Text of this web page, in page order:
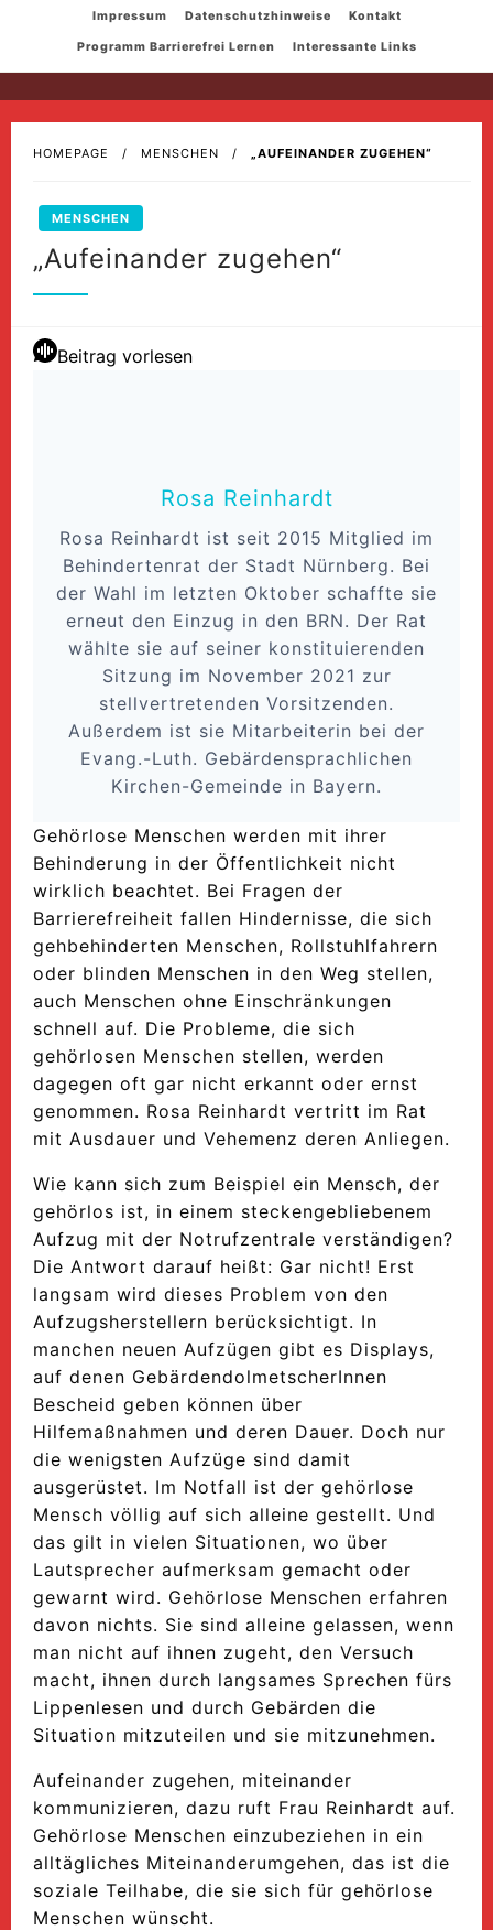
content
Impressum Datenschutzhinweise Kontakt
Programm Barrierefrei Lernen Interessante Links
HOMEPAGE MENSCHEN „AUFEINANDER ZUGEHEN“
MENSCHEN
„Aufeinander zugehen“
Beitrag vorlesen
Rosa Reinhardt
Rosa Reinhardt ist seit 2015 Mitglied im
Behindertenrat der Stadt Nürnberg. Bei
der Wahl im letzten Oktober schaffte sie
erneut den Einzug in den BRN. Der Rat
wählte sie auf seiner konstituierenden
Sitzung im November 2021 zur
stellvertretenden Vorsitzenden.
Außerdem ist sie Mitarbeiterin bei der
Evang.-Luth. Gebärden­sprachlichen
Kirchen-Gemeinde in Bayern.
Gehörlose Menschen werden mit ihrer
Behinderung in der Öffentlichkeit nicht
wirklich beachtet. Bei Fragen der
Barrierefreiheit fallen Hindernisse, die sich
gehbehinderten Menschen, Rollstuhlfahrern
oder blinden Menschen in den Weg stellen,
auch Menschen ohne Einschränkungen
schnell auf. Die Probleme, die sich
gehörlosen Menschen stellen, werden
dagegen oft gar nicht erkannt oder ernst
genommen. Rosa Reinhardt vertritt im Rat
mit Ausdauer und Vehemenz deren Anliegen.
Wie kann sich zum Beispiel ein Mensch, der
gehörlos ist, in einem steckengebliebenem
Aufzug mit der Notrufzentrale verständigen?
Die Antwort darauf heißt: Gar nicht! Erst
langsam wird dieses Problem von den
Aufzugsherstellern berücksichtigt. In
manchen neuen Aufzügen gibt es Displays,
auf denen GebärdendolmetscherInnen
Bescheid geben können über
Hilfemaßnahmen und deren Dauer. Doch nur
die wenigsten Aufzüge sind damit
ausgerüstet. Im Notfall ist der gehörlose
Mensch völlig auf sich alleine gestellt. Und
das gilt in vielen Situationen, wo über
Lautsprecher aufmerksam gemacht oder
gewarnt wird. Gehörlose Menschen erfahren
davon nichts. Sie sind alleine gelassen, wenn
man nicht auf ihnen zugeht, den Versuch
macht, ihnen durch langsames Sprechen fürs
Lippenlesen und durch Gebärden die
Situation mitzuteilen und sie mitzunehmen.
Aufeinander zugehen, miteinander
kommunizieren, dazu ruft Frau Reinhardt auf.
Gehörlose Menschen einzubeziehen in ein
alltägliches Miteinanderumgehen, das ist die
soziale Teilhabe, die sie sich für gehörlose
Menschen wünscht.